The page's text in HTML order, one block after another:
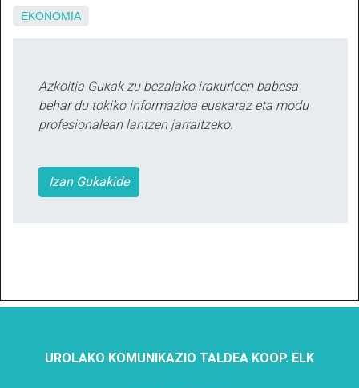
EKONOMIA
Azkoitia Gukak zu bezalako irakurleen babesa
behar du tokiko informazioa euskaraz eta modu
profesionalean lantzen jarraitzeko.
Izan Gukakide
UROLAKO KOMUNIKAZIO TALDEA KOOP. ELK